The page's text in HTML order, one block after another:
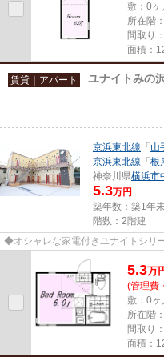
敷：0ヶ
所在階
間取り
面積：
賃貸｜アパート ユナイトみの
京浜東北線 「 山
京浜東北線 「 根
神奈川県横浜市
5.3万円
築年数：築1年
階数：2階建
◆オシャレな家電付きユナイトシリ
5.3万
(管理費
敷：0ヶ
所在階
間取り
面積：